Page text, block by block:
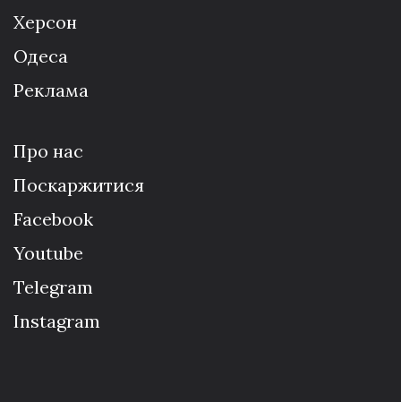
Херсон
Одеса
Реклама
Про нас
Поскаржитися
Facebook
Youtube
Telegram
Instagram